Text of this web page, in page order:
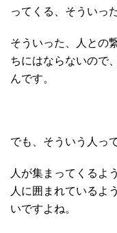
ってくる、そういっ
そういった、人との
ちにはならないので
んです。
でも、そういう人っ
人が集まってくるよ
人に囲まれているよ
いですよね。